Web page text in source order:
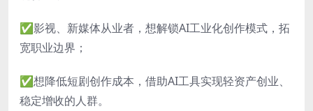
✅影视、新媒体从业者，想解锁AI工业化创作模式，拓
宽职业边界；
✅想降低短剧创作成本，借助AI工具实现轻资产创业、
稳定增收的人群。